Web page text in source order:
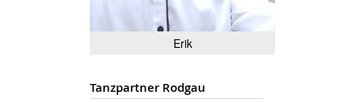
Erik
Tanzpartner Rodgau